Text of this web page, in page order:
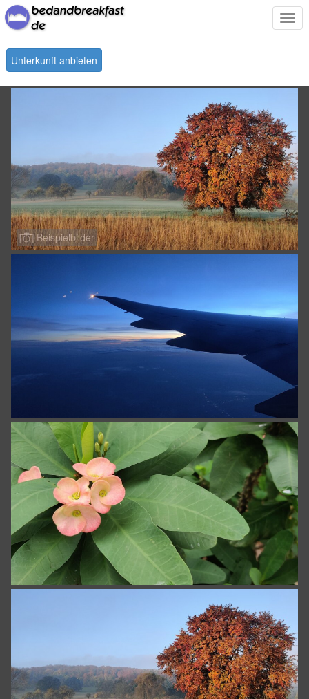
Unterkunft anbieten
Beispielbilder